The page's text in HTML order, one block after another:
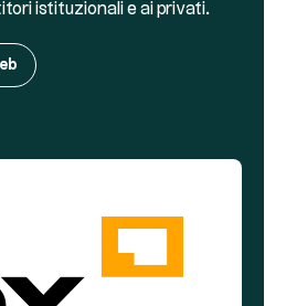
istituzionali e ai privati.